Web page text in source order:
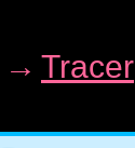
→ Tracer